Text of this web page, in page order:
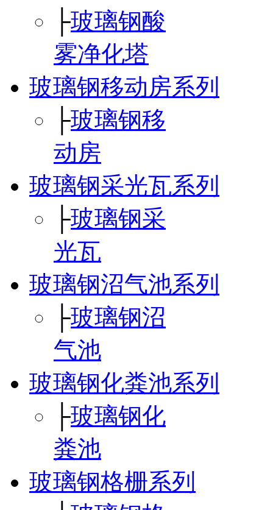
├玻璃钢酸
雾净化塔
玻璃钢移动房系列
├玻璃钢移
动房
玻璃钢采光瓦系列
├玻璃钢采
光瓦
玻璃钢沼气池系列
├玻璃钢沼
气池
玻璃钢化粪池系列
├玻璃钢化
粪池
玻璃钢格栅系列